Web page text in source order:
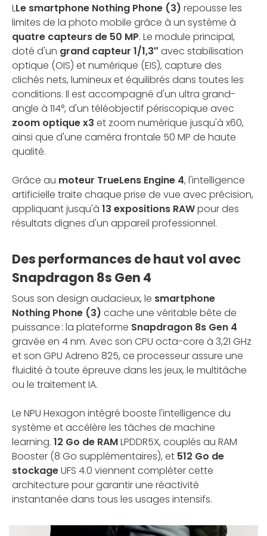
LLe smartphone Nothing Phone (3) repousse les
limites de la photo mobile grâce à un système à
quatre capteurs de 50 MP. Le module principal,
doté d'un grand capteur 1/1,3″avec stabilisation
optique (OIS) et numérique (EIS), capture des
clichés nets, lumineux et équilibrés dans toutes les
conditions. Il est accompagné d'un ultra grand-
angle à 114°, d'un téléobjectif périscopique avec
zoom optique x3 et zoom numérique jusqu'à x60,
ainsi que d'une caméra frontale 50 MP de haute
qualité.
Grâce au moteur TrueLens Engine 4, l'intelligence
artificielle traite chaque prise de vue avec précision,
appliquant jusqu'à 13 expositions RAWpour des
résultats dignes d'un appareil professionnel.
Des performances de haut vol avec
Snapdragon 8s Gen 4
Sous son design audacieux, le smartphone
Nothing Phone (3) cache une véritable bête de
puissance : la plateforme Snapdragon 8s Gen 4
gravée en 4 nm. Avec son CPU octa-core à 3,21 GHz
et son GPU Adreno 825, ce processeur assure une
fluidité à toute épreuve dans les jeux, le multitâche
ou le traitement IA.
Le NPU Hexagon intégré booste l'intelligence du
système et accélère les tâches de machine
learning. 12 Go de RAMLPDDR5X, couplés au RAM
Booster (8 Go supplémentaires), et 512 Go de
stockageUFS 4.0 viennent compléter cette
architecture pour garantir une réactivité
instantanée dans tous les usages intensifs.